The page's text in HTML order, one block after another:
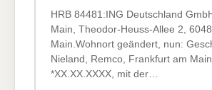
HRB 84481:ING Deutschland
Main, Theodor-Heuss-Allee 2,
Main.Wohnort geändert, nun:
Nieland, Remco, Frankfurt am
*XX.XX.XXXX, mit der…